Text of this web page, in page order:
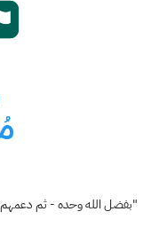
"بفضل الله وحده - ثم دعمهم،